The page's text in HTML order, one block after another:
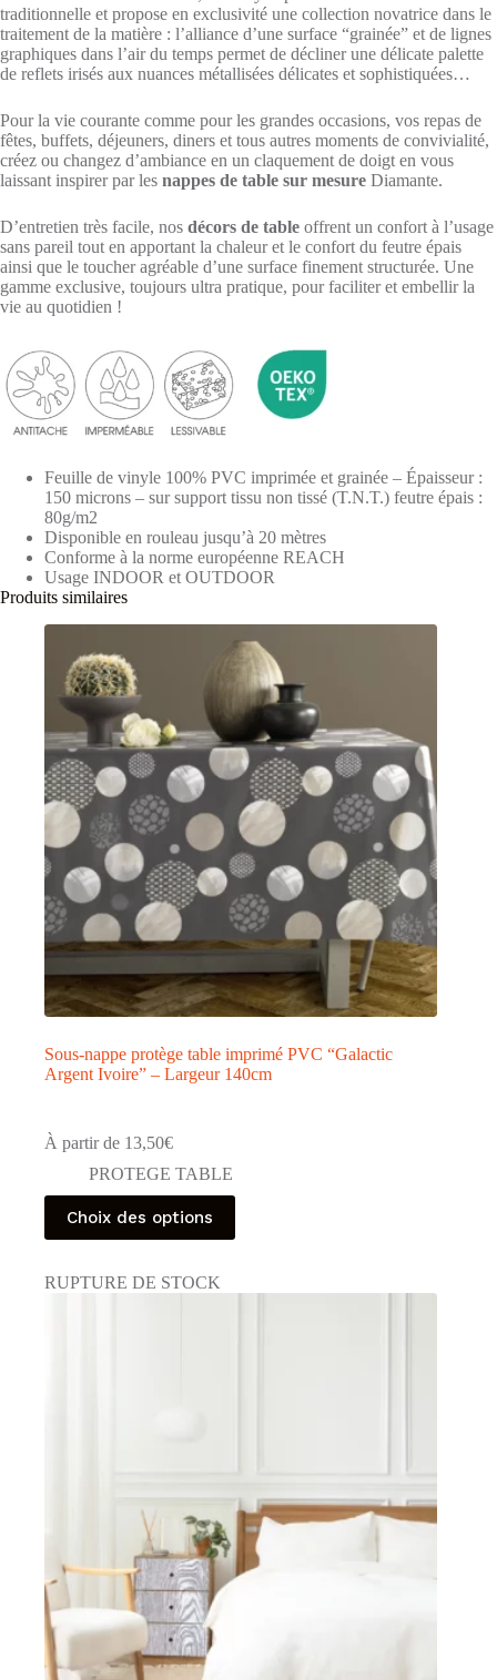
traditionnelle et propose en exclusivité une collection novatrice dans le
traitement de la matière : l’alliance d’une surface “grainée” et de lignes
graphiques dans l’air du temps permet de décliner une délicate palette
de reflets irisés aux nuances métallisées délicates et sophistiquées…
Pour la vie courante comme pour les grandes occasions, vos repas de
fêtes, buffets, déjeuners, diners et tous autres moments de convivialité,
créez ou changez d’ambiance en un claquement de doigt en vous
laissant inspirer par les nappes de table sur mesure Diamante.
D’entretien très facile, nos décors de table offrent un confort à l’usage
sans pareil tout en apportant la chaleur et le confort du feutre épais
ainsi que le toucher agréable d’une surface finement structurée. Une
gamme exclusive, toujours ultra pratique, pour faciliter et embellir la
vie au quotidien !
Feuille de vinyle 100% PVC imprimée et grainée – Épaisseur :
150 microns – sur support tissu non tissé (T.N.T.) feutre épais :
80g/m2
Disponible en rouleau jusqu’à 20 mètres
Conforme à la norme européenne REACH
Usage INDOOR et OUTDOOR
Produits similaires
Sous-nappe protège table imprimé PVC “Galactic
Argent Ivoire” – Largeur 140cm
À partir de 13,50€
PROTEGE TABLE
Choix des options
Ce
produit
a
variations.
RUPTURE DE STOCK